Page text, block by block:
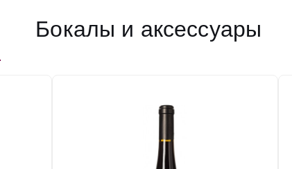
Бокалы и аксессуары